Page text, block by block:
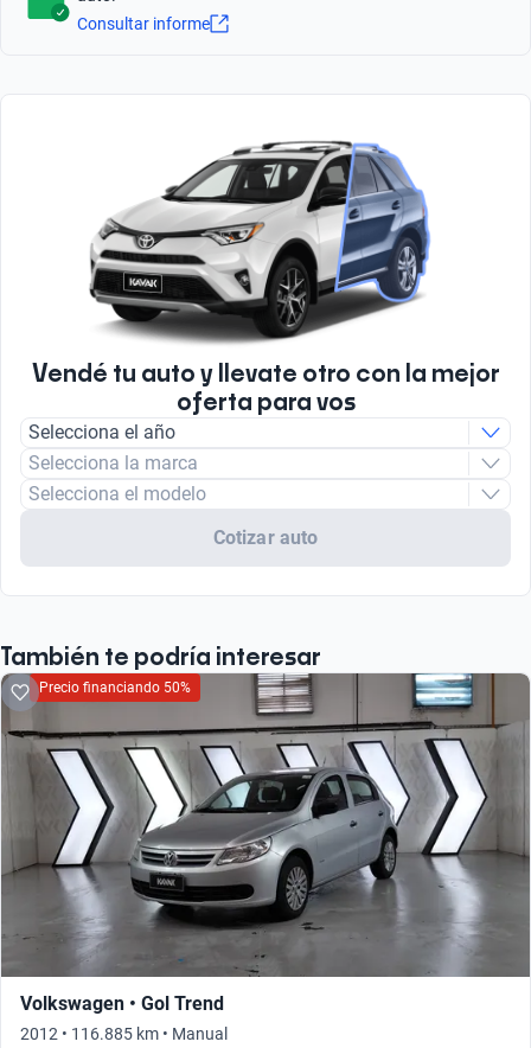
5
Tipo de Combustible
Hatchback
Tipo de Carrocería
Tipo de bulbo luz baja
Consultar informe
Vendé tu auto y llevate otro con la mejor
oferta para vos
Selecciona el año
Selecciona la marca
Selecciona el modelo
Cotizar auto
También te podría interesar
Precio financiando 50%
Volkswagen • Gol Trend
2012 • 116.885 km • Manual